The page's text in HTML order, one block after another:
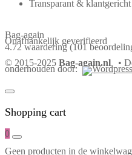
Transparant &
Bag-again
Onafhankelijk geverifieerd
4.72 waardering (101
© 2015-2025 Bag-again.nl •
onderhouden door:
Shopping cart
0
Geen producten in de